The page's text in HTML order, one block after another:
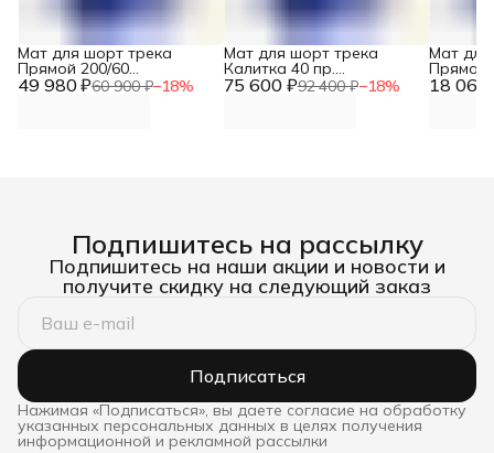
49 980 ₽60 900 ₽−18%
Мат для шорт трека
Прямой 200/60
(200х60х120), плотность 75 600 ₽92 400 ₽−18%
Мат для шорт трека
Калитка 40 пр.
(400х40х120), плотность 18 060
Мат
Прямой
Подпишитесь на рассылку
Подпишитесь на наши акции и новости и
получите скидку на следующий заказ
Подписаться
Нажимая «Подписаться», вы даете согласие на обработку
указанных персональных данных в целях получения
информационной и рекламной рассылки